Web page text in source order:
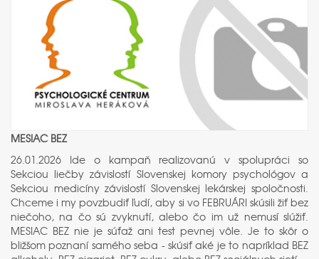
MESIAC BEZ
26.01.2026 Ide o kampaň realizovanú v spolupráci so
Sekciou liečby závislostí Slovenskej komory psychológov a
Sekciou medicíny závislostí Slovenskej lekárskej spoločnosti.
Chceme i my povzbudiť ľudí, aby si vo FEBRUÁRI skúsili žiť bez
niečoho, na čo sú zvyknutí, alebo čo im už nemusí slúžiť.
MESIAC BEZ nie je súťaž ani test pevnej vôle. Je to skôr o
bližšom poznaní samého seba - skúsiť aké je to napríklad BEZ